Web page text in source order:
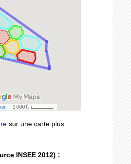
:
satisfaits
de franchi
musulman
sur une carte plus
INSEE 2012) :